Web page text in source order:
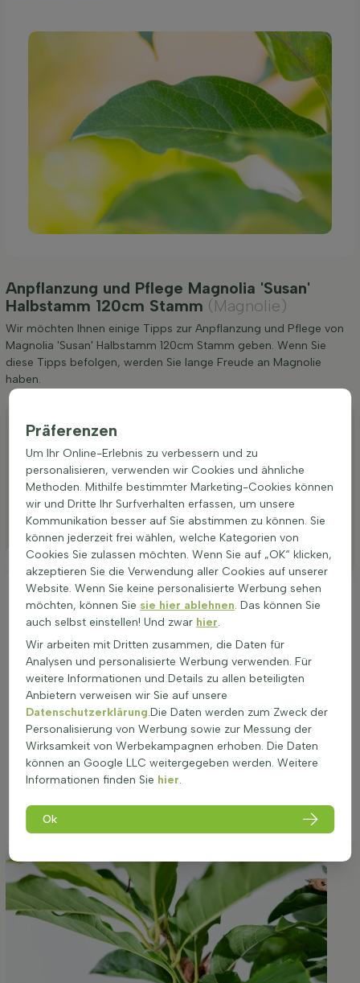
Anpflanzung und Pflege Magnolia 'Susan'
Halbstamm 120cm Stamm (Magnolie)
Wir möchten Ihnen einige Tipps zur Anpflanzung und Pflege von
Magnolia 'Susan' Halbstamm 120cm Stamm geben. Wenn Sie
diese Tipps befolgen, werden Sie lange Freude an Magnolie
haben.
Platzierung
Stutzen
Bewässerung
Düngen
Besonderheiten
Ideale Platzierung einer Magnolia 'Susan'
Magnolia 'Susan' Halbstamm liebt einen sonnigen, warmen
Beispiel nahe einer Hauswand oder Hecke, ist ideal. Der
Boden sollte nährstoffreich, humos und gut durchlässig sein.
Lehmiger Boden, leichter Tonboden, Lössboden, Torfboden,
wenn keine Staunässe entsteht. Leicht saurer bis neutraler
pH-Wert fördert eine gesunde Entwicklung. Bei richtiger
Standplatzwahl zeigt Magnolie (Magnolia 'Susan') Halbstamm
eine reiche Blüte, einen harmonischen Wuchs und gesundes,
in Parks oder in Grünanlagen kommt die schöne Form dieser
Magnolie am besten zur Geltung.
Präferenzen
Um Ihr Online-Erlebnis zu verbessern und zu
personalisieren, verwenden wir Cookies und ähnliche
Methoden. Mithilfe bestimmter Marketing-Cookies können
wir und Dritte Ihr Surfverhalten erfassen, um unsere
Kommunikation besser auf Sie abstimmen zu können. Sie
können jederzeit frei wählen, welche Kategorien von
Cookies Sie zulassen möchten. Wenn Sie auf „OK“ klicken,
akzeptieren Sie die Verwendung aller Cookies auf unserer
Website. Wenn Sie keine personalisierte Werbung sehen
möchten, können Sie sie hier ablehnen. Das können Sie
auch selbst einstellen! Und zwar hier.
Wir arbeiten mit Dritten zusammen, die Daten für
Analysen und personalisierte Werbung verwenden. Für
weitere Informationen und Details zu allen beteiligten
Anbietern verweisen wir Sie auf unsere
Datenschutzerklärung.Die Daten werden zum Zweck der
Personalisierung von Werbung sowie zur Messung der
Wirksamkeit von Werbekampagnen erhoben. Die Daten
können an Google LLC weitergegeben werden. Weitere
Informationen finden Sie hier.
Ok